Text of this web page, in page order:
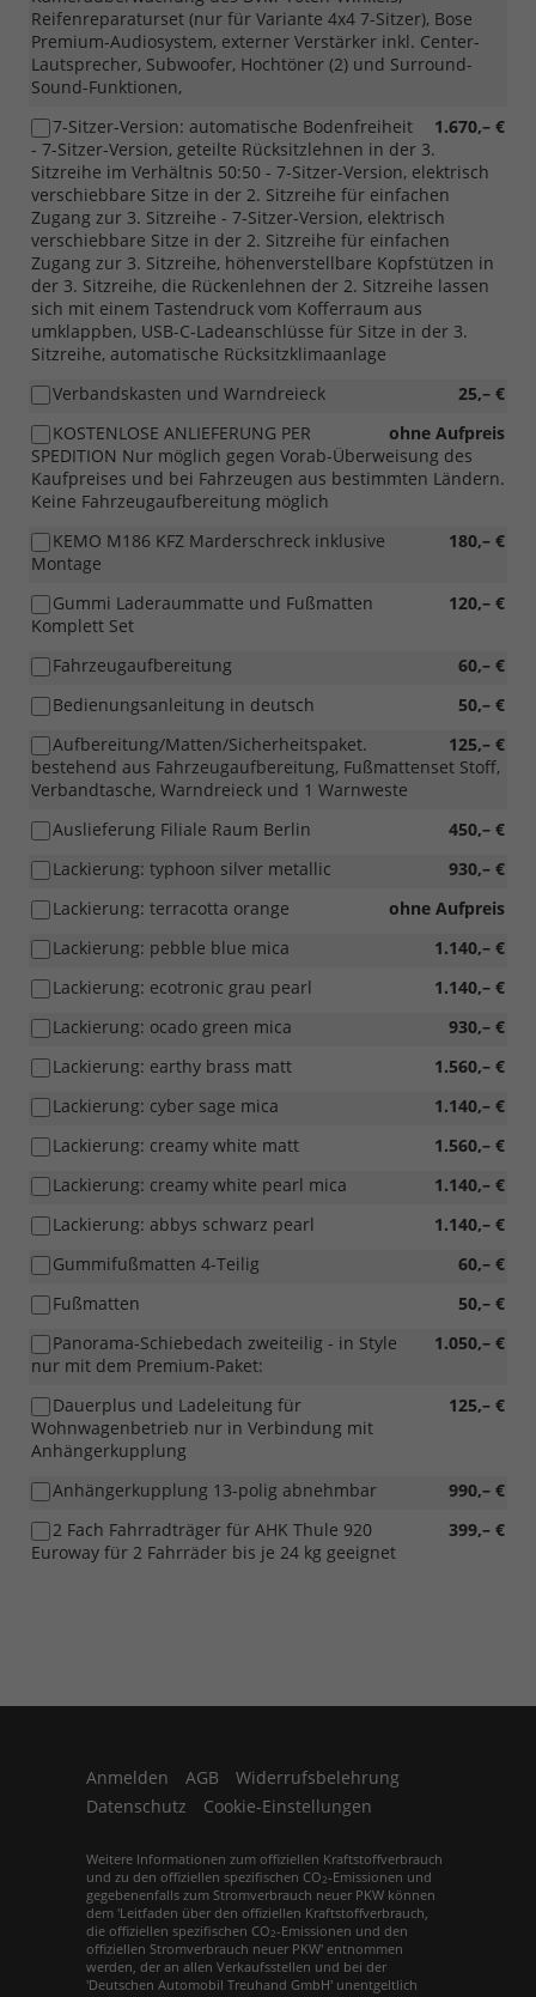
Reifenreparaturset (nur für Variante 4x4 7-Sitzer), Bose
Premium-Audiosystem, externer Verstärker inkl. Center-
Lautsprecher, Subwoofer, Hochtöner (2) und Surround-
Sound-Funktionen,
1.670,– €
7-Sitzer-Version: automatische Bodenfreiheit
- 7-Sitzer-Version, geteilte Rücksitzlehnen in der 3.
Sitzreihe im Verhältnis 50:50 - 7-Sitzer-Version, elektrisch
verschiebbare Sitze in der 2. Sitzreihe für einfachen
Zugang zur 3. Sitzreihe - 7-Sitzer-Version, elektrisch
verschiebbare Sitze in der 2. Sitzreihe für einfachen
Zugang zur 3. Sitzreihe, höhenverstellbare Kopfstützen in
der 3. Sitzreihe, die Rückenlehnen der 2. Sitzreihe lassen
sich mit einem Tastendruck vom Kofferraum aus
umklappben, USB-C-Ladeanschlüsse für Sitze in der 3.
Sitzreihe, automatische Rücksitzklimaanlage
25,– €
Verbandskasten und Warndreieck
ohne Aufpreis
KOSTENLOSE ANLIEFERUNG PER
SPEDITION Nur möglich gegen Vorab-Überweisung des
Kaufpreises und bei Fahrzeugen aus bestimmten Ländern.
Keine Fahrzeugaufbereitung möglich
180,– €
KEMO M186 KFZ Marderschreck inklusive
Montage
120,– €
Gummi Laderaummatte und Fußmatten
Komplett Set
60,– €
Fahrzeugaufbereitung
50,– €
Bedienungsanleitung in deutsch
125,– €
Aufbereitung/Matten/Sicherheitspaket.
bestehend aus Fahrzeugaufbereitung, Fußmattenset Stoff,
Verbandtasche, Warndreieck und 1 Warnweste
450,– €
Auslieferung Filiale Raum Berlin
930,– €
Lackierung: typhoon silver metallic
ohne Aufpreis
Lackierung: terracotta orange
1.140,– €
Lackierung: pebble blue mica
1.140,– €
Lackierung: ecotronic grau pearl
930,– €
Lackierung: ocado green mica
1.560,– €
Lackierung: earthy brass matt
1.140,– €
Lackierung: cyber sage mica
1.560,– €
Lackierung: creamy white matt
1.140,– €
Lackierung: creamy white pearl mica
1.140,– €
Lackierung: abbys schwarz pearl
60,– €
Gummifußmatten 4-Teilig
50,– €
Fußmatten
1.050,– €
Panorama-Schiebedach zweiteilig - in Style
nur mit dem Premium-Paket:
125,– €
Dauerplus und Ladeleitung für
Wohnwagenbetrieb nur in Verbindung mit
Anhängerkupplung
990,– €
Anhängerkupplung 13-polig abnehmbar
399,– €
2 Fach Fahrradträger für AHK Thule 920
Euroway für 2 Fahrräder bis je 24 kg geeignet
Anmelden AGB
Widerrufsbelehrung
Datenschutz
Cookie-Einstellungen
Weitere Informationen zum offiziellen Kraftstoffverbrauch
und zu den offiziellen spezifischen CO2-Emissionen und
gegebenenfalls zum Stromverbrauch neuer PKW können
dem 'Leitfaden über den offiziellen Kraftstoffverbrauch,
die offiziellen spezifischen CO2-Emissionen und den
offiziellen Stromverbrauch neuer PKW' entnommen
werden, der an allen Verkaufsstellen und bei der
'Deutschen Automobil Treuhand GmbH' unentgeltlich